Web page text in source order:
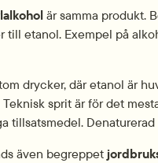
är samma produkt.
till etanol. Exempel på
drycker, där etanol är
Teknisk sprit är för det
tillsatsmedel.
även begreppet